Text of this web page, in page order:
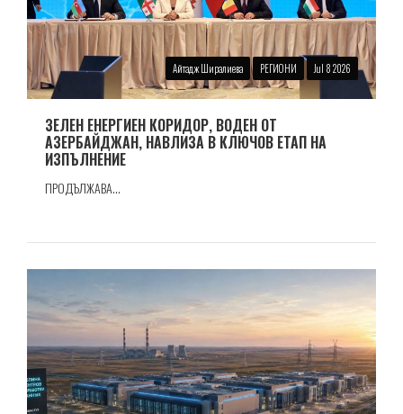
Айтадж Ширалиева РЕГИОНИ Jul 8 2026
ЗЕЛЕН ЕНЕРГИЕН КОРИДОР, ВОДЕН ОТ
АЗЕРБАЙДЖАН, НАВЛИЗА В КЛЮЧОВ ЕТАП НА
ИЗПЪЛНЕНИЕ
ПРОДЪЛЖАВА...